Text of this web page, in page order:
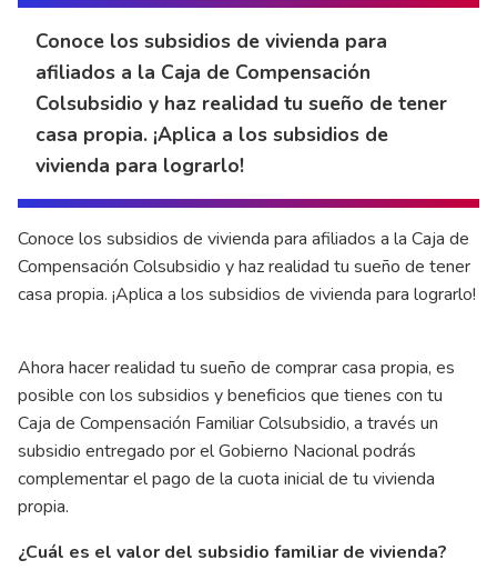
Conoce los subsidios de vivienda para
afiliados a la Caja de Compensación
Colsubsidio y haz realidad tu sueño de tener
casa propia. ¡Aplica a los subsidios de
vivienda para lograrlo!
Conoce los subsidios de vivienda para afiliados a la Caja de
Compensación Colsubsidio y haz realidad tu sueño de tener
casa propia. ¡Aplica a los subsidios de vivienda para lograrlo!
Ahora hacer realidad tu sueño de comprar casa propia, es
posible con los subsidios y beneficios que tienes con tu
Caja de Compensación Familiar Colsubsidio, a través un
subsidio entregado por el Gobierno Nacional podrás
complementar el pago de la cuota inicial de tu vivienda
propia.
¿Cuál es el valor del subsidio familiar de vivienda?